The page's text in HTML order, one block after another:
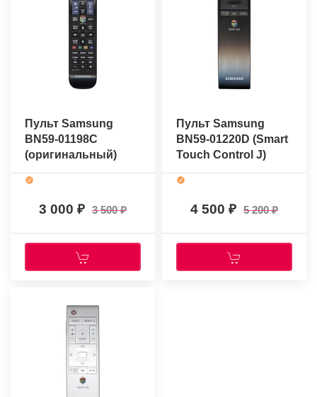
Пульт Samsung
BN59-01198C
(оригинальный)
3 000 3 500
Пульт Samsung
BN59-01220D (Smart
Touch Control J)
(оригинальный)
4 500 5 200